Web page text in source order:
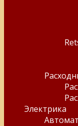
Электрика